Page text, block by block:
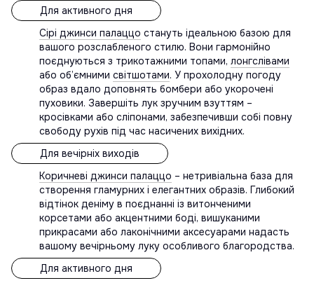
Для активного дня
Сірі джинси палаццо стануть ідеальною базою для
вашого розслабленого стилю. Вони гармонійно
поєднуються з трикотажними топами, лонгслівами
або об’ємними світшотами. У прохолодну погоду
образ вдало доповнять бомбери або укорочені
пуховики. Завершіть лук зручним взуттям –
кросівками або сліпонами, забезпечивши собі повну
свободу рухів під час насичених вихідних.
Для вечірніх виходів
Коричневі джинси палаццо – нетривіальна база для
створення гламурних і елегантних образів. Глибокий
відтінок деніму в поєднанні із витонченими
корсетами або акцентними боді, вишуканими
прикрасами або лаконічними аксесуарами надасть
вашому вечірньому луку особливого благородства.
Для активного дня